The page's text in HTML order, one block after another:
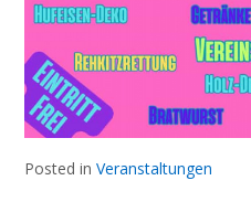
Posted in Veranstaltungen